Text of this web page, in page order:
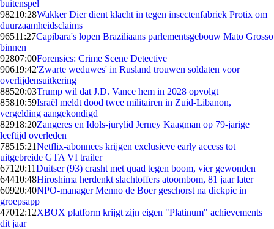
buitenspel
98210:28Wakker Dier dient klacht in tegen insectenfabriek Protix om
duurzaamheidsclaims
96511:27Capibara's lopen Braziliaans parlementsgebouw Mato Grosso
binnen
92807:00Forensics: Crime Scene Detective
90619:42'Zwarte weduwes' in Rusland trouwen soldaten voor
overlijdensuitkering
88520:03Trump wil dat J.D. Vance hem in 2028 opvolgt
85810:59Israël meldt dood twee militairen in Zuid-Libanon,
vergelding aangekondigd
82918:20Zangeres en Idols-jurylid Jerney Kaagman op 79-jarige
leeftijd overleden
78515:21Netflix-abonnees krijgen exclusieve early access tot
uitgebreide GTA VI trailer
671 20:11Duitser (93) crasht met quad tegen boom, vier gewonden
64410:48Hiroshima herdenkt slachtoffers atoombom, 81 jaar later
60920:40NPO-manager Menno de Boer geschorst na dickpic in
groepsapp
47012:12XBOX platform krijgt zijn eigen "Platinum" achievements
dit jaar